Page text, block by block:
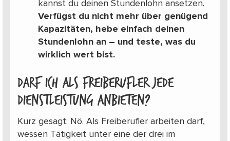
kannst du deinen Stundenlohn ansetzen.
Verfügst du nicht mehr über genügend
Kapazitäten, hebe einfach deinen
Stundenlohn an – und teste, was du
wirklich wert bist.
Darf ich als Freiberufler jede
Dienstleistung anbieten?
Kurz gesagt: Nö. Als Freiberufler arbeiten darf,
wessen Tätigkeit unter eine der drei im